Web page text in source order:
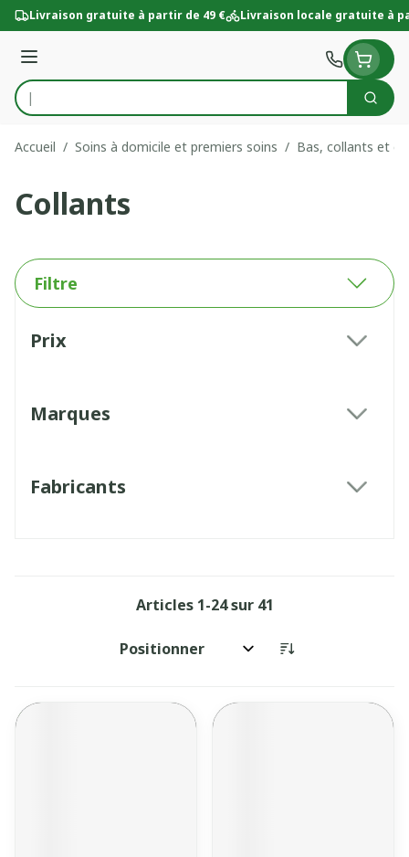
Aller au contenu
Livraison gratuite à partir de 49 € Livraison locale gratuite à
Menu
Rechercher
Accueil / Soins à domicile et premiers soins / Bas, collants et
Collants
Filtre
Prix
Marques
Fabricants
Articles 1-24sur 41
Trier par: